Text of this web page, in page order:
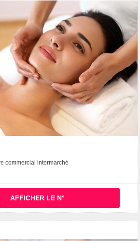
commercial intermarché
AFFICHER LE N°